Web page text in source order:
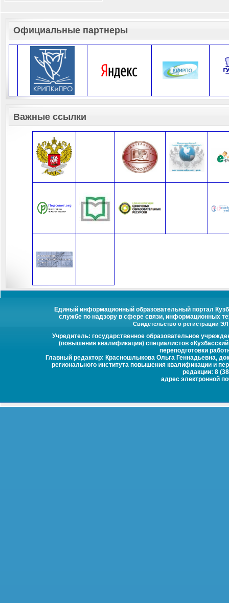
Официальные партнеры
Важные ссылки
Единый информационный образовательный портал
службе по надзору в сфере связи, информационных
Свидетельство о регистрации
Учредитель: государственное образовательное
(повышения квалификации) специалистов
переподготовки
Главный редактор: Красношлыкова Ольга Геннадьевна,
регионального института повышения квалификации и
редакции: 8
адрес электронной